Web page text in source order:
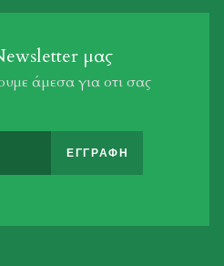
μας
άμεσα για οτι σας